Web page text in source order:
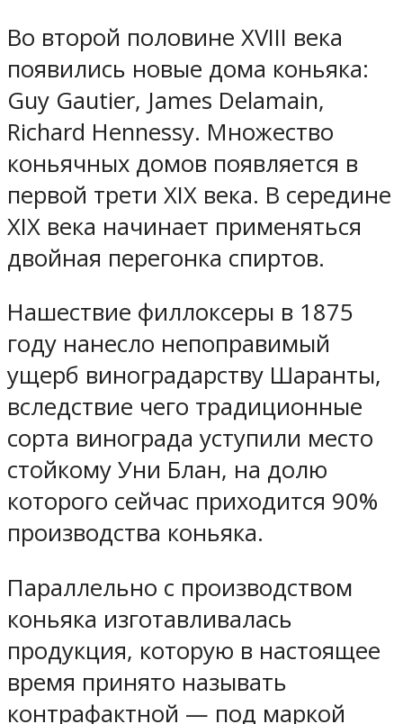
Во второй половине XVIII века
появились новые дома коньяка:
Guy Gautier, James Delamain,
Richard Hennessy. Множество
коньячных домов появляется в
первой трети XIX века. В середине
XIX века начинает применяться
двойная перегонка спиртов.
Нашествие филлоксеры в 1875
году нанесло непоправимый
ущерб виноградарству Шаранты,
вследствие чего традиционные
сорта винограда уступили место
стойкому Уни Блан, на долю
которого сейчас приходится 90%
производства коньяка.
Параллельно с производством
коньяка изготавливалась
продукция, которую в настоящее
время принято называть
контрафактной — под маркой